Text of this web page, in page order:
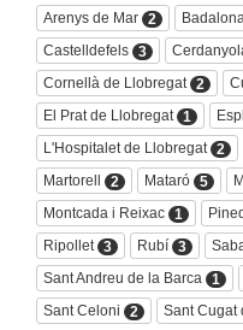
Arenys de Mar 2 Badalona
Castelldefels 3
Cornellà de Llobregat 2
El Prat de Llobregat 1
L'Hospitalet de Llobregat 2
Martorell
2 Mataró 5
Montcada i Reixac 1
Ripollet 3 Rubí 3
Sant Andreu de la Barca
1
Sant Celoni
2 Sant Cugat